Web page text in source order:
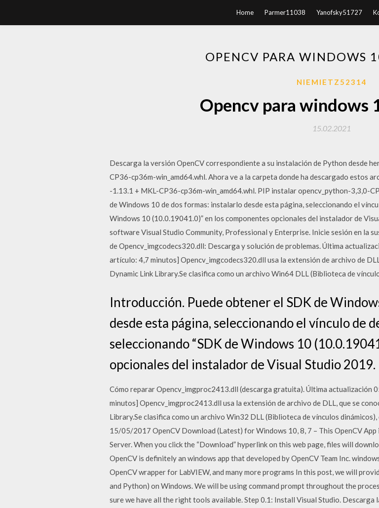
Home Parmer11038 Yanofsky51727
OPENCV PARA WINDOWS
NIEMIETZ52314
Opencv para windows
15.02.2021
Descarga la versión OpenCV correspondiente a su instalación de Python desde
CP36-cp36m-win_amd64.whl. Ahora ve a la carpeta donde ha descargado estos
-1.13.1 + MKL-CP36-cp36m-win_amd64.whl. PIP instalar opencv_python-3,3,0-
de Windows 10 de dos formas: instalarlo desde esta página, seleccionando el
Windows 10 (10.0.19041.0)” en los componentes opcionales del instalador de
software Visual Studio Community, Professional y Enterprise. Inicie sesión en la
de Opencv_imgcodecs320.dll: Descarga y solución de problemas. Última
artículo: 4,7 minutos] Opencv_imgcodecs320.dll usa la extensión de archivo de
Dynamic Link Library.Se clasifica como un archivo Win64 DLL (Biblioteca de
Introducción. Puede obtener el SDK de
desde esta página, seleccionando el vínculo de
seleccionando “SDK de Windows 10
opcionales del instalador de Visual Studio 2019.
Cómo reparar Opencv_imgproc2413.dll (descarga gratuita). Última actualización
minutos] Opencv_imgproc2413.dll usa la extensión de archivo de DLL, que se
Library.Se clasifica como un archivo Win32 DLL (Biblioteca de vínculos
15/05/2017 OpenCV Download (Latest) for Windows 10, 8, 7 – This OpenCV
Server. When you click the “Download” hyperlink on this web page, files will
OpenCV is definitely an windows app that developed by OpenCV Team Inc.
OpenCV wrapper for LabVIEW, and many more programs In this post, we will
and Python) on Windows. We will be using command prompt throughout the
sure we have all the right tools available. Step 0.1: Install Visual Studio.